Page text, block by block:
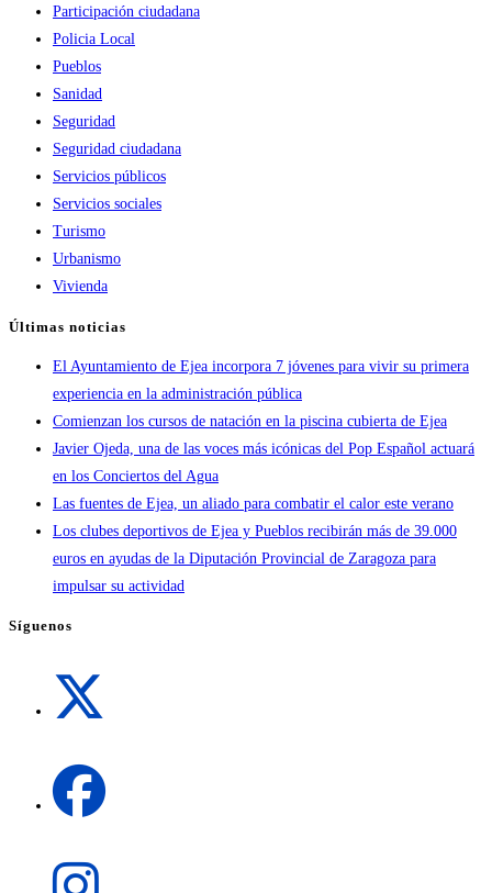
Participación ciudadana
Policia Local
Pueblos
Sanidad
Seguridad
Seguridad ciudadana
Servicios públicos
Servicios sociales
Turismo
Urbanismo
Vivienda
Últimas noticias
El Ayuntamiento de Ejea incorpora 7 jóvenes para vivir su primera
experiencia en la administración pública
Comienzan los cursos de natación en la piscina cubierta de Ejea
Javier Ojeda, una de las voces más icónicas del Pop Español actuará
en los Conciertos del Agua
Las fuentes de Ejea, un aliado para combatir el calor este verano
Los clubes deportivos de Ejea y Pueblos recibirán más de 39.000
euros en ayudas de la Diputación Provincial de Zaragoza para
impulsar su actividad
Síguenos
pestaña
abre
abre